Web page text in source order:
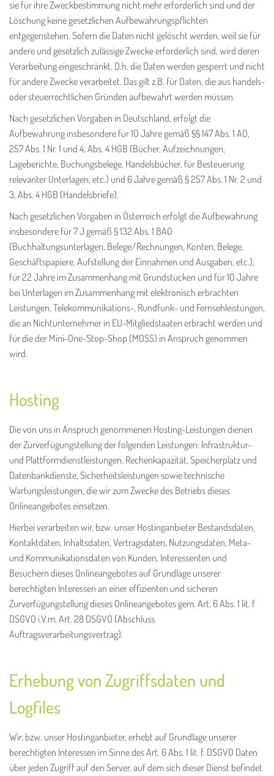
sie für ihre Zweckbestimmung nicht mehr erforderlich sind und der
Löschung keine gesetzlichen Aufbewahrungspflichten
entgegenstehen. Sofern die Daten nicht gelöscht werden, weil sie für
andere und gesetzlich zulässige Zwecke erforderlich sind, wird deren
Verarbeitung eingeschränkt. D.h. die Daten werden gesperrt und nicht
für andere Zwecke verarbeitet. Das gilt z.B. für Daten, die aus handels-
oder steuerrechtlichen Gründen aufbewahrt werden müssen.
Nach gesetzlichen Vorgaben in Deutschland, erfolgt die
Aufbewahrung insbesondere für 10 Jahre gemäß §§ 147 Abs. 1 AO,
257 Abs. 1 Nr. 1 und 4, Abs. 4 HGB (Bücher, Aufzeichnungen,
Lageberichte, Buchungsbelege, Handelsbücher, für Besteuerung
relevanter Unterlagen, etc.) und 6 Jahre gemäß § 257 Abs. 1 Nr. 2 und
3, Abs. 4 HGB (Handelsbriefe).
Nach gesetzlichen Vorgaben in Österreich erfolgt die Aufbewahrung
insbesondere für 7 J gemäß § 132 Abs. 1 BAO
(Buchhaltungsunterlagen, Belege/Rechnungen, Konten, Belege,
Geschäftspapiere, Aufstellung der Einnahmen und Ausgaben, etc.),
für 22 Jahre im Zusammenhang mit Grundstücken und für 10 Jahre
bei Unterlagen im Zusammenhang mit elektronisch erbrachten
Leistungen, Telekommunikations-, Rundfunk- und Fernsehleistungen,
die an Nichtunternehmer in EU-Mitgliedstaaten erbracht werden und
für die der Mini-One-Stop-Shop (MOSS) in Anspruch genommen
wird.
Hosting
Die von uns in Anspruch genommenen Hosting-Leistungen dienen
der Zurverfügungstellung der folgenden Leistungen: Infrastruktur-
und Plattformdienstleistungen, Rechenkapazität, Speicherplatz und
Datenbankdienste, Sicherheitsleistungen sowie technische
Wartungsleistungen, die wir zum Zwecke des Betriebs dieses
Onlineangebotes einsetzen.
Hierbei verarbeiten wir, bzw. unser Hostinganbieter Bestandsdaten,
Kontaktdaten, Inhaltsdaten, Vertragsdaten, Nutzungsdaten, Meta-
und Kommunikationsdaten von Kunden, Interessenten und
Besuchern dieses Onlineangebotes auf Grundlage unserer
berechtigten Interessen an einer effizienten und sicheren
Zurverfügungstellung dieses Onlineangebotes gem. Art. 6 Abs. 1 lit. f
DSGVO i.V.m. Art. 28 DSGVO (Abschluss
Auftragsverarbeitungsvertrag).
Erhebung von Zugriffsdaten und
Logfiles
Wir, bzw. unser Hostinganbieter, erhebt auf Grundlage unserer
berechtigten Interessen im Sinne des Art. 6 Abs. 1 lit. f. DSGVO Daten
über jeden Zugriff auf den Server, auf dem sich dieser Dienst befindet